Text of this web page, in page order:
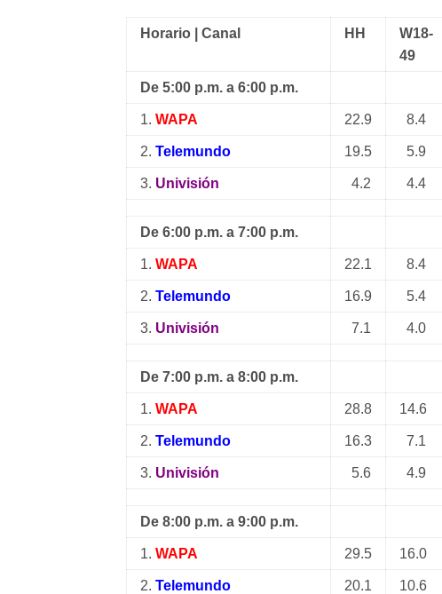
Horario | Canal HH
W18-
49
De 5:00 p.m. a 6:00 p.m.
1. WAPA 22.9 8.4
2. Telemundo 19.5 5.9
3. Univisión 4.2 4.4
De 6:00 p.m. a 7:00 p.m.
1. WAPA 22.1 8.4
2. Telemundo 16.9 5.4
3. Univisión 7.1 4.0
De 7:00 p.m. a 8:00 p.m.
1. WAPA 28.8 14.6
2. Telemundo 16.3 7.1
3. Univisión 5.6 4.9
De 8:00 p.m. a 9:00 p.m.
1. WAPA 29.5 16.0
2. Telemundo 20.1 10.6